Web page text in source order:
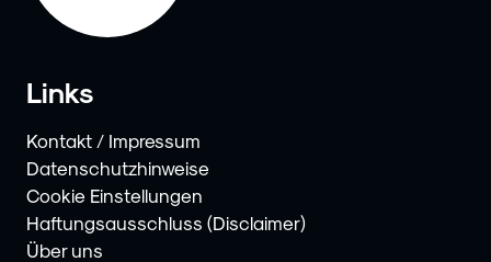
Links
Kontakt / Impressum
Datenschutzhinweise
Cookie Einstellungen
Haftungsausschluss (Disclaimer)
Über uns